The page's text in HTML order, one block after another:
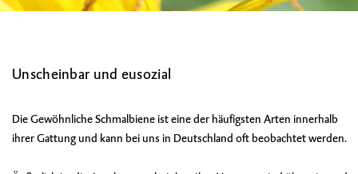
Unscheinbar und eusozial
Die Gewöhnliche Schmalbiene ist eine der häufigsten Arten innerhalb
ihrer Gattung und kann bei uns in Deutschland oft beobachtet werden.